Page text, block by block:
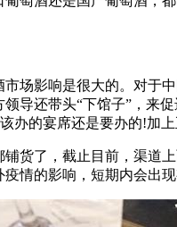
场影响是很大的。对于
导还带头“下馆子”，
的宴席还是要办的!加
货了，截止目前，渠
情的影响，短期内会出